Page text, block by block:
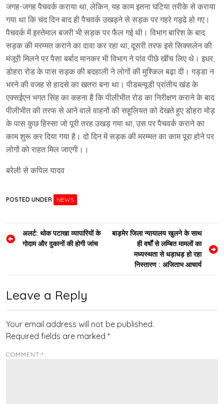
जगह-जगह पैचवर्क कराया था, लेकिन, यह काम इतना घटिया तरीके से कराया
गया था कि चंद दिन बाद ही पैचवर्क उखड़ने से सड़क पर गहरे गड्ढे हो गए।
पैचवर्क में इस्तेमाल बजरी भी सड़क पर फैल गई थी। विभाग बारिश के बाद
सड़क की मरम्मत कराने का दावा कर रहा था, दूसरी तरफ इसे सिक्सलेन की
मंजूरी मिलने पर पैसा बर्बाद मानकर भी विभाग ने पांव पीछे खींच लिए थे। इधर,
डोहरा रोड के पास सड़क की बदहाली ने लोगों की मुश्किल बढ़ा दी। गड्डा न
भरने की वजह से हादसे का खतरा बना था। पीडब्ल्यूडी प्रांतीय खंड के
एक्सईएन भगत सिंह का कहना है कि पीलीभीत रोड का निरीक्षण कराने के बाद
पीलीभीत की तरफ से आने वाले वाहनों की सहूलियत को देखते हुए डोहरा मोड़
के पास कुछ हिस्सा जो पूरी तरह उखड़ गया था, उस पर पैचवर्क कराने का
काम शुरू कर दिया गया है। दो दिन में सड़क की मरम्मत का काम पूरा होने पर
लोगों को राहत मिल जाएगी।।
बरेली से कपिल यादव
POSTED UNDER NEWS
Post
navigation
अलर्ट: थोक पटाखा व्यापारियों के
गोदाम और दुकानों की होगी जांच
बाड़मेर जिला न्यायालय खुलने के साथ
ही वर्षों से लम्बित मामलों का
मध्यस्थता से धड़ाधड़ हो रहा
निस्तारण : अजिताभ आचार्य
Leave a Reply
Your email address will not be published.
Required fields are marked *
COMMENT *